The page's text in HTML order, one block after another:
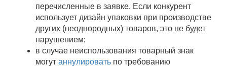
перечисленные в заявке. Если конкурент
использует дизайн упаковки при производстве
других (неоднородных) товаров, это не будет
нарушением;
в случае неиспользования товарный знак
могут аннулировать по требованию